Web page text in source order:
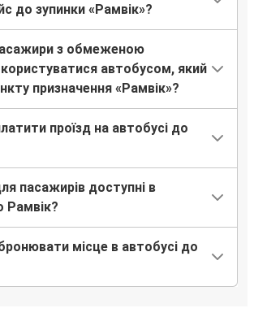
до зупинки «Рамвік»?
з обмеженою
автобусом, який
призначення «Рамвік»?
проїзд на автобусі до
пасажирів доступні в
Рамвік?
місце в автобусі до